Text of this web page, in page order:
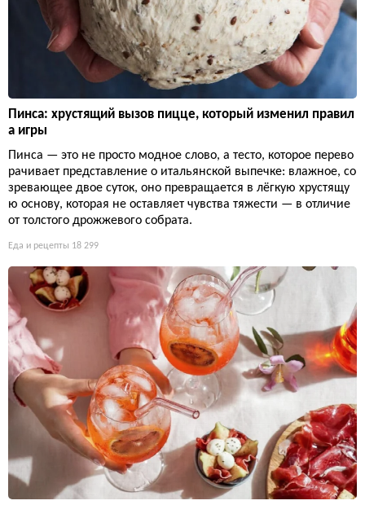
Пинса: хрустящий вызов пицце, который изменил правил
а игры
Пинса — это не просто модное слово, а тесто, которое перево
рачивает представление о итальянской выпечке: влажное, со
зревающее двое суток, оно превращается в лёгкую хрустящу
ю основу, которая не оставляет чувства тяжести — в отличие
от толстого дрожжевого собрата.
Еда и рецепты 18 299